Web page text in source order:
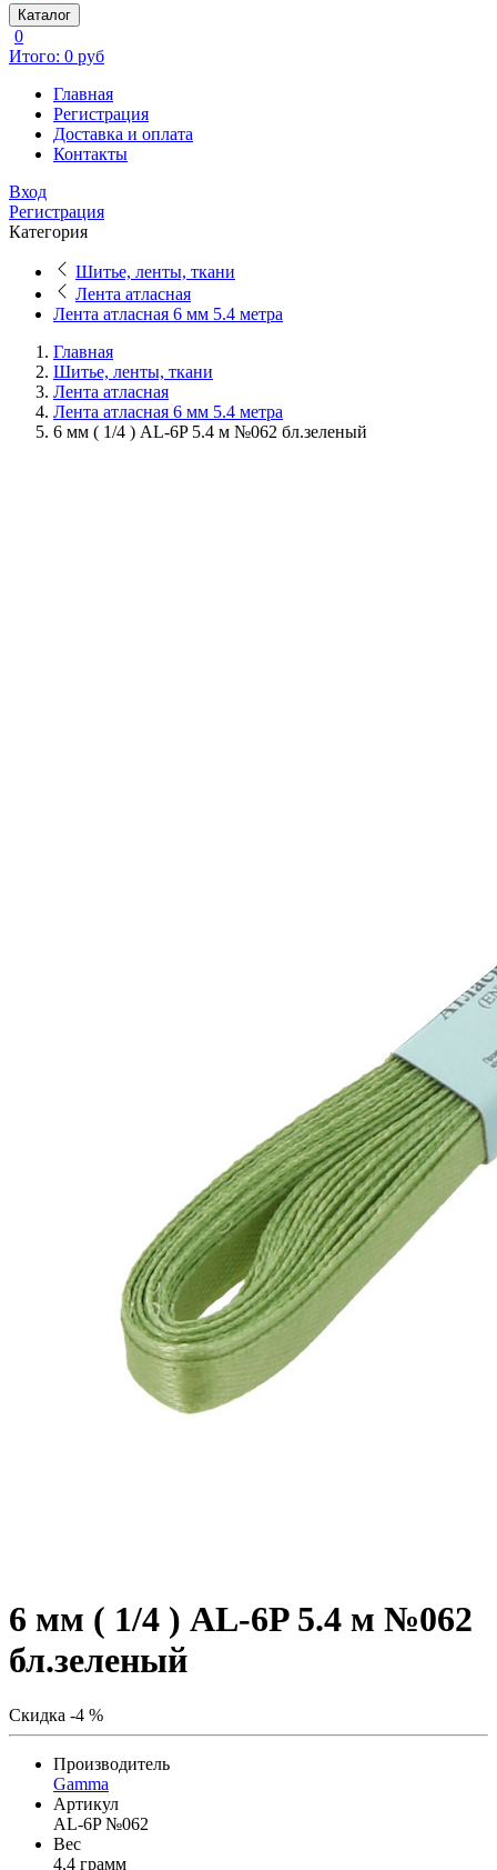
Каталог
0
Итого: 0 руб
Главная
Регистрация
Доставка и оплата
Контакты
Вход
Регистрация
Категория
Шитье, ленты, ткани
Лента атласная
Лента атласная 6 мм 5.4 метра
Главная
Шитье, ленты, ткани
Лента атласная
Лента атласная 6 мм 5.4 метра
6 мм ( 1/4 ) AL-6P 5.4 м №062 бл.зеленый
6 мм ( 1/4 ) AL-6P 5.4 м №062
бл.зеленый
Скидка -4 %
Производитель
Gamma
Артикул
AL-6P №062
Вес
4,4 грамм